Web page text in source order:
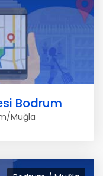
Bodrum
Muğla